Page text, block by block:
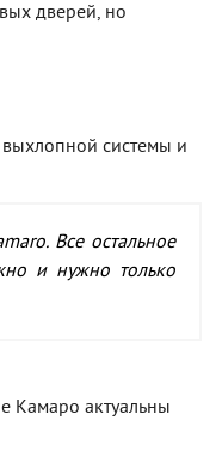
дверей, но
системы и
Все остальное
и нужно только
Камаро актуальны